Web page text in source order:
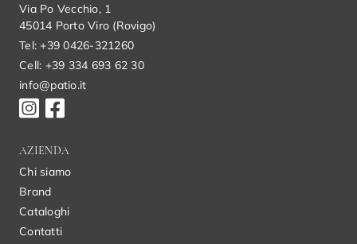
Via Po Vecchio, 1
45014 Porto Viro (Rovigo)
Tel: +39 0426-321260
Cell: +39 334 693 62 30
info@patio.it
AZIENDA
Chi siamo
Brand
Cataloghi
Contatti